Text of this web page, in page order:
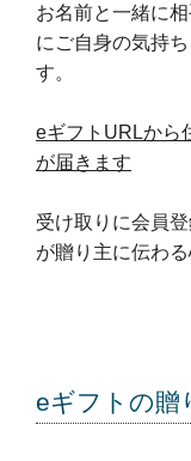
お名前と一緒に
にご自身の気持
す。
eギフトURLから
が届きます
受け取りに会員
が贈り主に伝わ
eギフトの贈